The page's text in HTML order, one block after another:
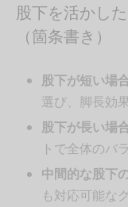
股下を活かし
（箇条書き）
股下が短い場
選び、脚長効
股下が長い場
トで全体のバ
中間的な股下
も対応可能な